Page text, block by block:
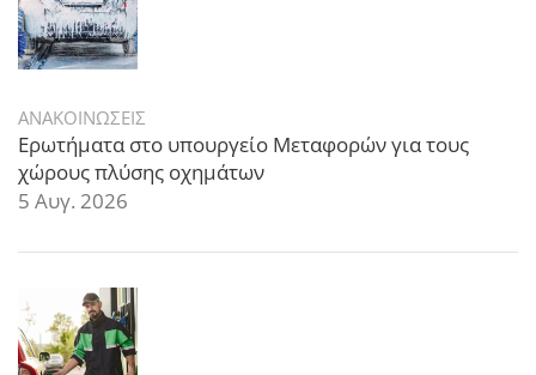
ΑΝΑΚΟΙΝΩΣΕΙΣ
Ερωτήματα στο υπουργείο Μεταφορών για τους
χώρους πλύσης οχημάτων
5 Αυγ. 2026